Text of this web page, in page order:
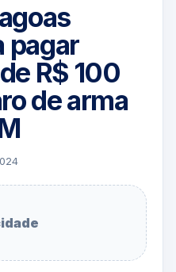
pagar
R$ 100
de arma